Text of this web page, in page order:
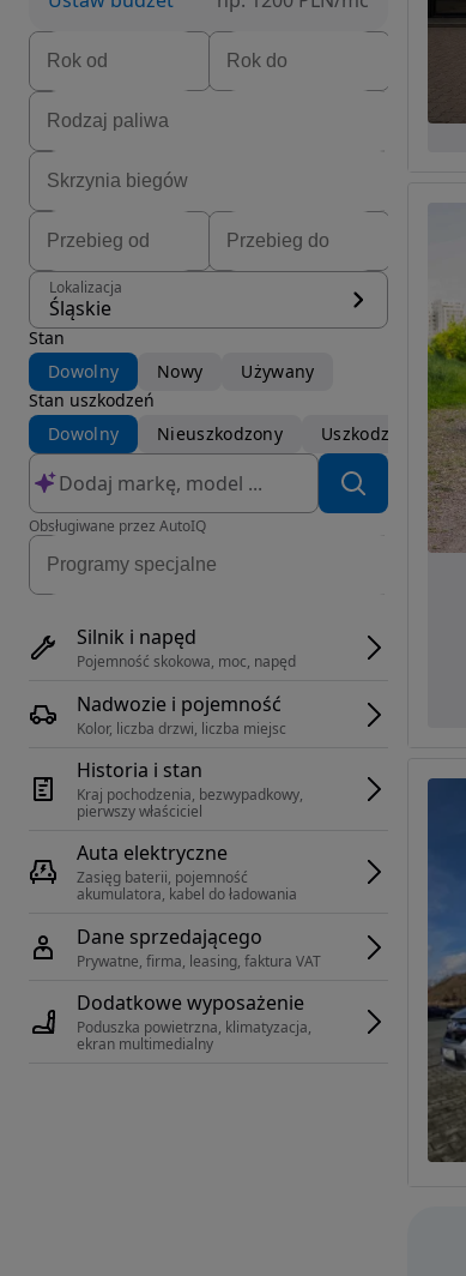
Lokalizacja
Śląskie
Stan
Dowolny
Nowy
Używany
Stan uszkodzeń
Dowolny
Nieuszkodzony Uszkodzony
Obsługiwane przez AutoIQ
Silnik i napęd
Pojemność skokowa, moc, napęd
Nadwozie i pojemność
Kolor, liczba drzwi, liczba miejsc
Historia i stan
Kraj pochodzenia, bezwypadkowy,
pierwszy właściciel
Auta elektryczne
Zasięg baterii, pojemność
akumulatora, kabel do ładowania
Dane sprzedającego
Prywatne, firma, leasing, faktura VAT
Dodatkowe wyposażenie
Poduszka powietrzna, klimatyzacja,
ekran multimedialny